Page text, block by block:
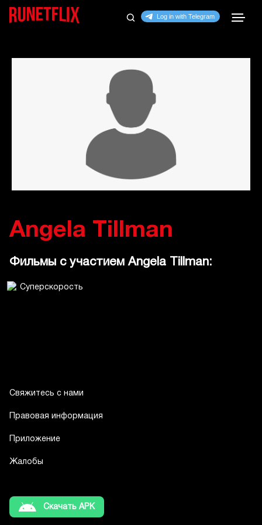
Angela Tillman
Фильмы с участием Angela Tillman:
Свяжитесь с нами
Правовая информация
Приложение
Жалобы
Скачать APK